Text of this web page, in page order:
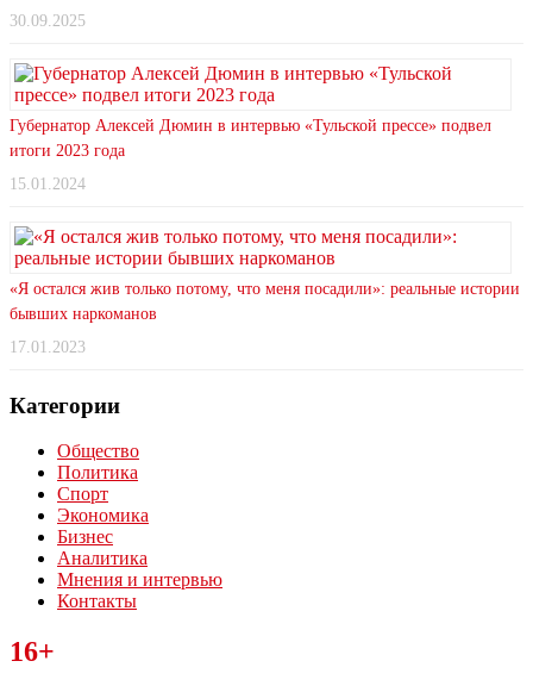
30.09.2025
Губернатор Алексей Дюмин в интервью «Тульской прессе» подвел
итоги 2023 года
15.01.2024
«Я остался жив только потому, что меня посадили»: реальные истории
бывших наркоманов
17.01.2023
Категории
Общество
Политика
Спорт
Экономика
Бизнес
Аналитика
Мнения и интервью
Контакты
Читайте последние новости дня в Тульской области на сайте
“ЗаНовомосковск”
16+